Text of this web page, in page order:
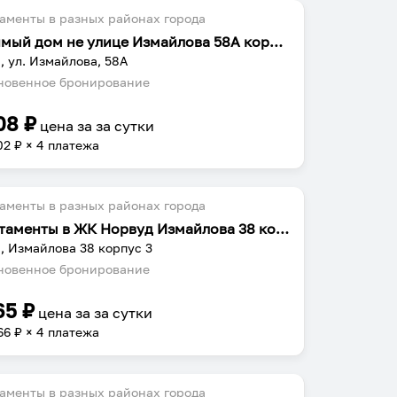
в разных районах города
Любимый дом не улице Измайлова 58А корпус 2
ул. Измайлова, 58А
бронирование
₽ цена заза сутки
₽ × 4 платежа
в разных районах города
Апартаменты в ЖК Норвуд Измайлова 38 корпус 3
Измайлова 38 корпус 3
бронирование
₽ цена заза сутки
₽ × 4 платежа
в разных районах города